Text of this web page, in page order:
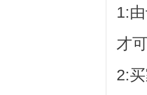
1:
才
2: